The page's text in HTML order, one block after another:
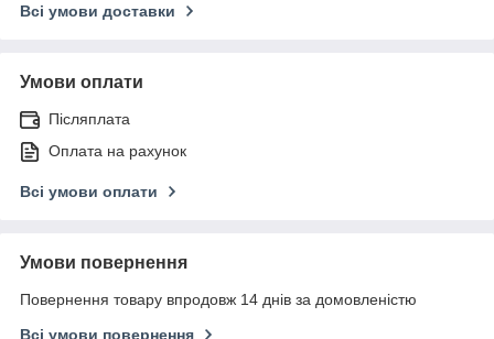
Всі умови доставки
Умови оплати
Післяплата
Оплата на рахунок
Всі умови оплати
Умови повернення
Повернення товару впродовж 14 днів за домовленістю
Всі умови повернення